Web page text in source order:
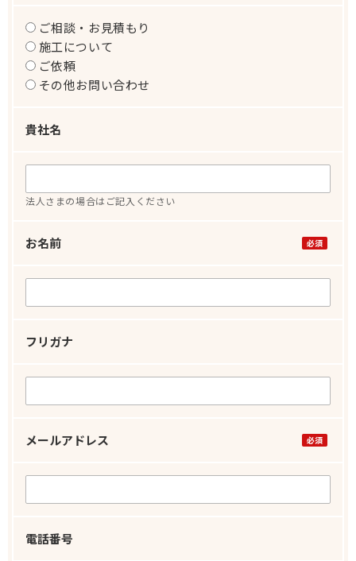
ご相談・お見積もり
施工について
ご依頼
その他お問い合わせ
貴社名
法人さまの場合はご記入ください
お名前
フリガナ
メールアドレス
電話番号